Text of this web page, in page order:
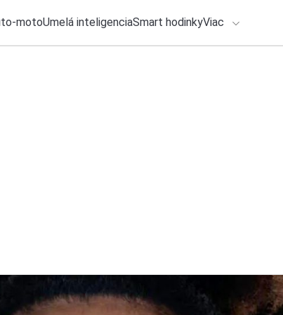
motoUmelá inteligenciaSmart hodinkyViac